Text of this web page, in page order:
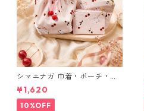
シマエナガ 巾着・ポーチ・ミ
ニポーチ(カード収納にも) ３
点セット さくらんぼ柄×淡いピ
ンク
¥1,620
10%OFF